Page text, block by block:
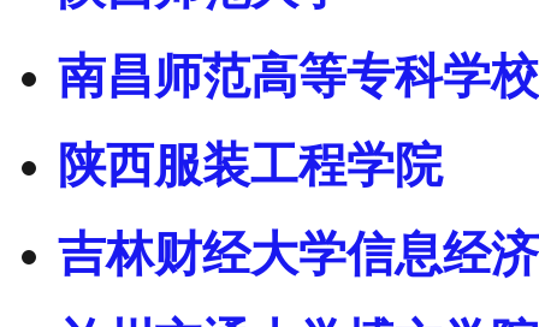
南昌师范高等专科学校
陕西服装工程学院
吉林财经大学信息经